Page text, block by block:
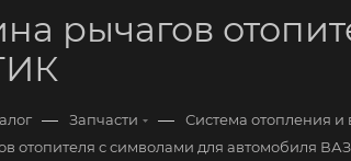
рычагов
— Запчасти — Система отопления и
отопителя с символами для автомобиля